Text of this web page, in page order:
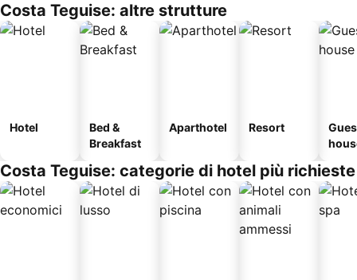
Costa Teguise: altre strutture
Hotel
Bed &
Breakfast
Aparthotel Resort
Costa Teguise: categorie di hotel più richieste